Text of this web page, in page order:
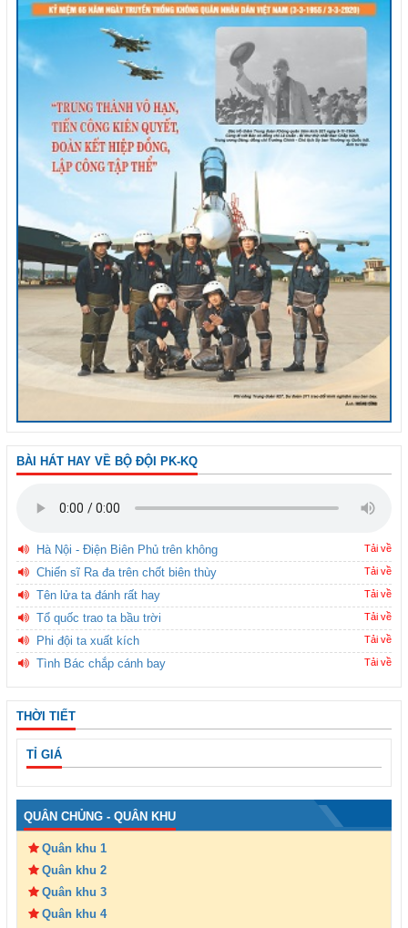
BÀI HÁT HAY VỀ BỘ ĐỘI PK-KQ
Hà Nội - Điện Biên Phủ trên không Tải về
Chiến sĩ Ra đa trên chốt biên thùy Tải về
Tên lửa ta đánh rất hay Tải về
Tổ quốc trao ta bầu trời Tải về
Phi đội ta xuất kích Tải về
Tình Bác chắp cánh bay Tải về
THỜI TIẾT
TỈ GIÁ
QUÂN CHỦNG - QUÂN KHU
Quân khu 1
Quân khu 2
Quân khu 3
Quân khu 4